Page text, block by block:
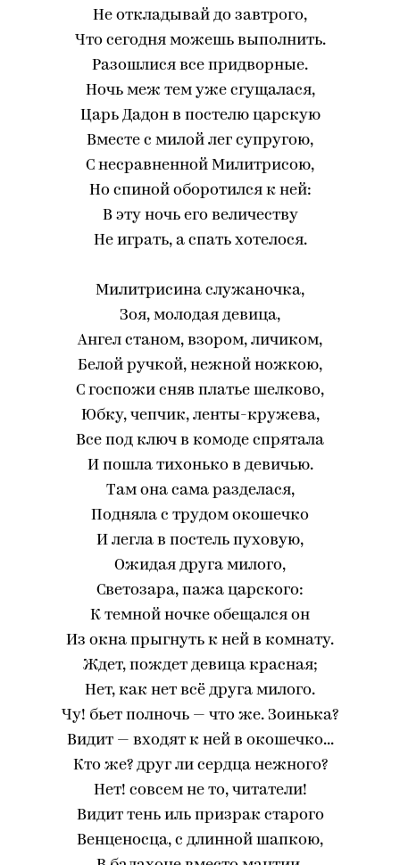
Не откладывай до завтрого,
Что сегодня можешь выполнить.
Разошлися все придворные.
Ночь меж тем уже сгущалася,
Царь Дадон в постелю царскую
Вместе с милой лег супругою,
С несравненной Милитрисою,
Но спиной оборотился к ней:
В эту ночь его величеству
Не играть, а спать хотелося.
Милитрисина служаночка,
Зоя, молодая девица,
Ангел станом, взором, личиком,
Белой ручкой, нежной ножкою,
С госпожи сняв платье шелково,
Юбку, чепчик, ленты-кружева,
Все под ключ в комоде спрятала
И пошла тихонько в девичью.
Там она сама разделася,
Подняла с трудом окошечко
И легла в постель пуховую,
Ожидая друга милого,
Светозара, пажа царского:
К темной ночке обещался он
Из окна прыгнуть к ней в комнату.
Ждет, пождет девица красная;
Нет, как нет всё друга милого.
Чу! бьет полночь — что же. Зоинька?
Видит — входят к ней в окошечко...
Кто же? друг ли сердца нежного?
Нет! совсем не то, читатели!
Видит тень иль призрак старого
Венценосца, с длинной шапкою,